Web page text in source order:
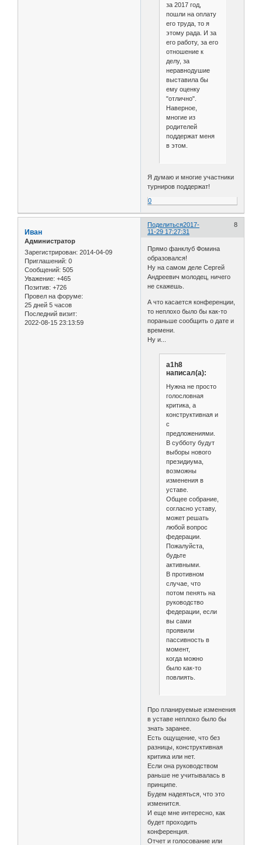
за 2017 год,
пошли на оплату
его труда, то я
этому рада. И за
его работу, за его
отношение к
делу, за
неравнодушие
выставила бы
ему оценку
"отлично".
Наверное,
многие из
родителей
поддержат меня
в этом.
Я думаю и многие участники
турниров поддержат!
0
Поделиться 8
2017-
11-29 17:27:31
Иван
Администратор
Зарегистрирован: 2014-04-09
Приглашений: 0
Сообщений: 505
Уважение: +465
Позитив: +726
Провел на форуме:
25 дней 5 часов
Последний визит:
2022-08-15 23:13:59
Прямо фанклуб Фомина
образовался!
Ну на самом деле Сергей
Андреевич молодец, ничего
не скажешь.
А что касается конференции,
то неплохо было бы как-то
пораньше сообщить о дате и
времени.
Ну и...
a1h8
написал(а):
Нужна не просто
голословная
критика, а
конструктивная и
с
предложениями.
В субботу будут
выборы нового
президиума,
возможны
изменения в
уставе.
Общее собрание,
согласно уставу,
может решать
любой вопрос
федерации.
Пожалуйста,
будьте
активными.
В противном
случае, что
потом пенять на
руководство
федерации, если
вы сами
проявили
пассивность в
момент,
когда можно
было как-то
повлиять.
Про планируемые изменения
в уставе неплохо было бы
знать заранее.
Есть ощущение, что без
разницы, конструктивная
критика или нет.
Если она руководством
раньше не учитывалась в
принципе.
Будем надеяться, что это
изменится.
И еще мне интересно, как
будет проходить
конференция.
Отчет и голосование или